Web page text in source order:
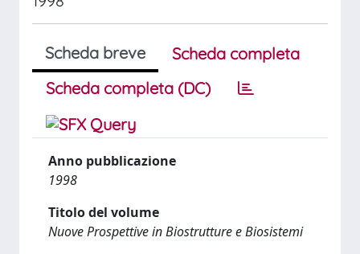
Scheda breve
Scheda completa
Scheda completa (DC)
Anno pubblicazione
1998
Titolo del volume
Nuove Prospettive in Biostrutture e Biosistemi